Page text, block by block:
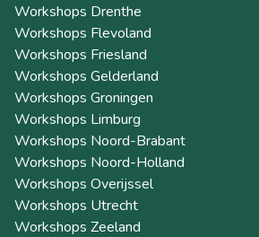
Workshops Drenthe
Workshops Flevoland
Workshops Friesland
Workshops Gelderland
Workshops Groningen
Workshops Limburg
Workshops Noord-Brabant
Workshops Noord-Holland
Workshops Overijssel
Workshops Utrecht
Workshops Zeeland